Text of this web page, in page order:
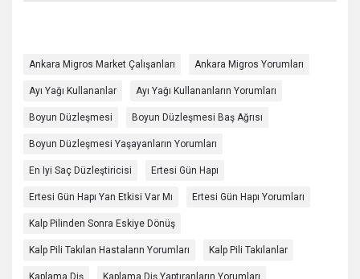
Ankara Migros Market Çalışanları Ankara Migros Yorumları
Ayı Yağı Kullananlar Ayı Yağı Kullananların Yorumları
Boyun Düzleşmesi Boyun Düzleşmesi Baş Ağrısı
Boyun Düzleşmesi Yaşayanların Yorumları
En Iyi Saç Düzleştiricisi Ertesi Gün Hapı
Ertesi Gün Hapı Yan Etkisi Var Mı Ertesi Gün Hapı Yorumları
Kalp Pilinden Sonra Eskiye Dönüş
Kalp Pili Takılan Hastaların Yorumları Kalp Pili Takılanlar
Kaplama Diş Kaplama Diş Yaptıranların Yorumları